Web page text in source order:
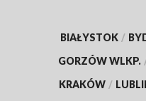
BIAŁYSTOK /
GORZÓW WLKP.
KRAKÓW /